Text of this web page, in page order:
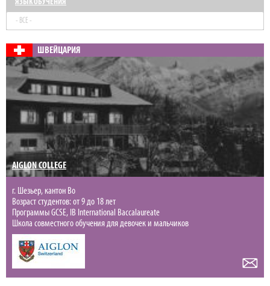
ЯЗЫК ОБУЧЕНИЯ
- ВСЕ -
ШВЕЙЦАРИЯ
AIGLON COLLEGE
г. Шезьер, кантон Во
Возраст студентов: от 9 до 18 лет
Программы GCSE, IB International Baccalaureate
Школа совместного обучения для девочек и мальчиков